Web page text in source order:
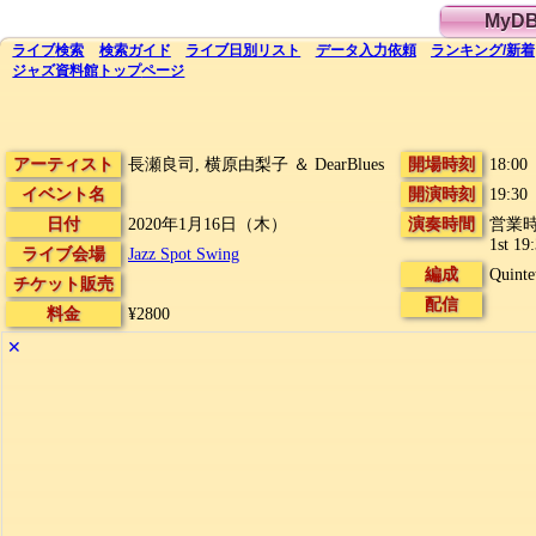
ライブ検索 検索ガイド ライブ日別 リスト データ入力依頼 ランキング/新着
ジャズ資料館 トップページ
アーティスト
長瀬良司, 横原由梨子 ＆ DearBlues
イベント名
日付
2020年1月16日（木）
ライブ会場
Jazz Spot Swing
チケット販売
料金
¥2800
開場時刻
18:00
開演時刻
19:30
演奏時間
営業
1st
編成
配信
✕